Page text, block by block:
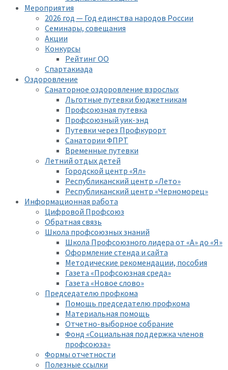
Мероприятия
2026 год — Год единства народов России
Семинары, совещания
Акции
Конкурсы
Рейтинг ОО
Спартакиада
Оздоровление
Санаторное оздоровление взрослых
Льготные путевки бюджетникам
Профсоюзная путевка
Профсоюзный уик-энд
Путевки через Профкурорт
Санатории ФПРТ
Временные путевки
Летний отдых детей
Городской центр «Ял»
Республиканский центр «Лето»
Республиканский центр «Черноморец»
Информационная работа
Цифровой Профсоюз
Обратная связь
Школа профсоюзных знаний
Школа Профсоюзного лидера от «А» до «Я»
Оформление стенда и сайта
Методические рекомендации, пособия
Газета «Профсоюзная среда»
Газета «Новое слово»
Председателю профкома
Помощь председателю профкома
Материальная помощь
Отчетно-выборное собрание
Фонд «Социальная поддержка членов
профсоюза»
Формы отчетности
Полезные ссылки